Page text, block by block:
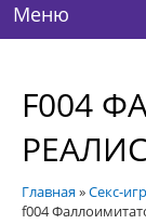
Меню
F004
Главная»Секс-
f004